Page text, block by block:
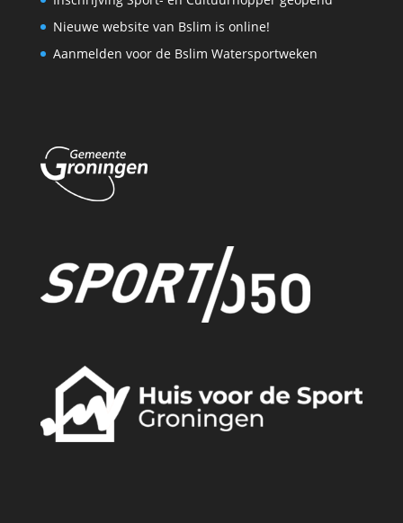
Nieuwe website van Bslim is online!
Aanmelden voor de Bslim Watersportweken